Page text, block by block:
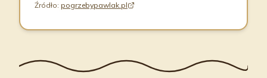
Źródło: pogrzebypawlak.pl